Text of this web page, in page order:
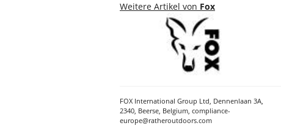
Weitere Artikel von Fox
FOX International Group Ltd, Dennenlaan 3A,
2340, Beerse, Belgium, compliance-
europe@ratheroutdoors.com